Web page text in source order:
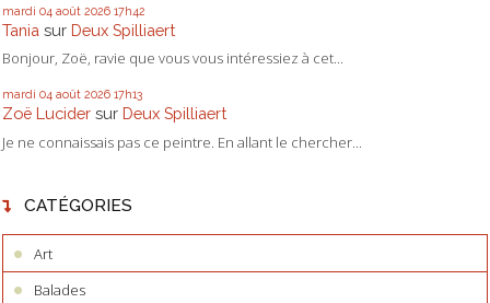
mardi 04 août 2026 17h42
Tania sur Deux Spilliaert
Bonjour, Zoë, ravie que vous vous intéressiez à cet...
mardi 04 août 2026 17h13
Zoë Lucider sur Deux Spilliaert
Je ne connaissais pas ce peintre. En allant le chercher...
CATÉGORIES
Art
Balades